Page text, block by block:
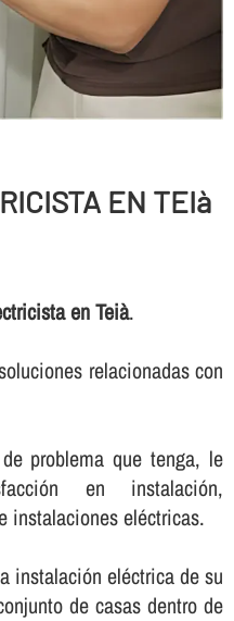
EN TEIà
en Teià.
relacionadas con
problema que tenga, le
en instalación,
instalaciones eléctricas.
instalación eléctrica de su
de casas dentro de